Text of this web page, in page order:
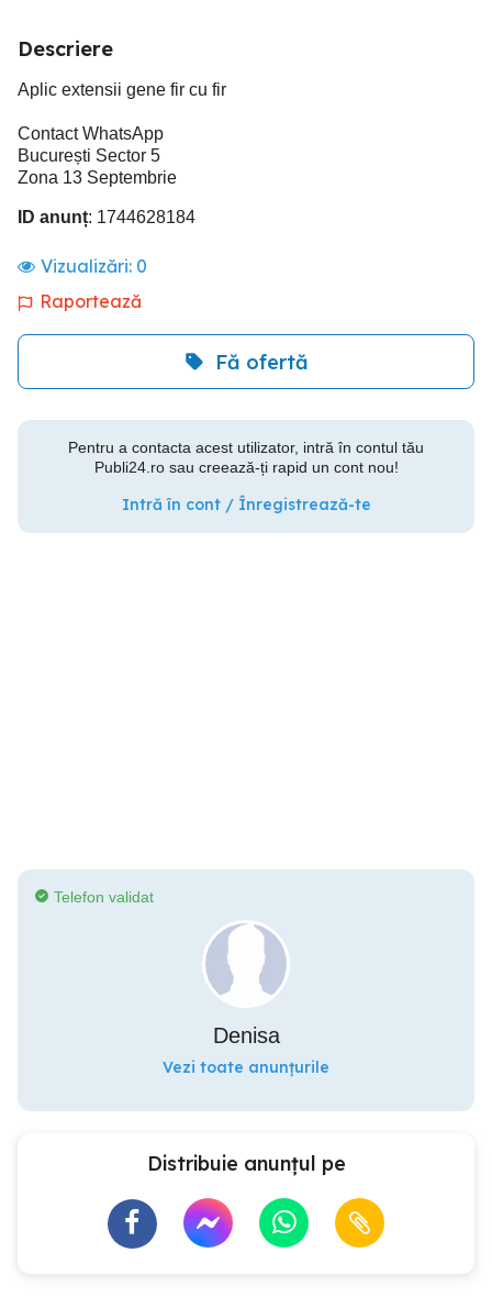
Descriere
Aplic extensii gene fir cu fir
Contact WhatsApp
București Sector 5
Zona 13 Septembrie
ID anunț: 1744628184
Vizualizări: 0
Raportează
Fă ofertă
Pentru a contacta acest utilizator, intră în contul tău
Publi24.ro sau creează-ți rapid un cont nou!
Intră în cont / Înregistrează-te
Telefon validat
Denisa
Vezi toate anunțurile
Distribuie anunțul pe